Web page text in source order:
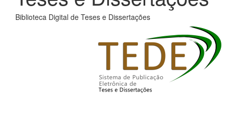
Biblioteca Digital de Teses e Dissertações